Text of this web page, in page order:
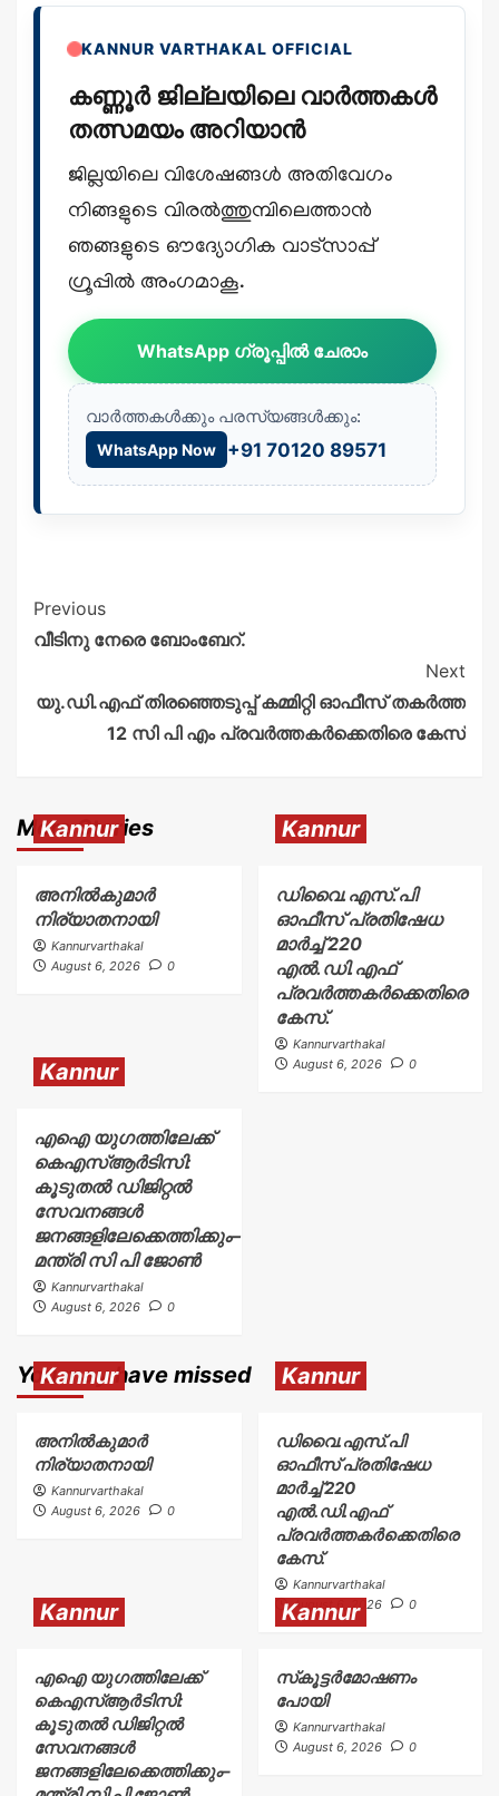
KANNUR VARTHAKAL OFFICIAL
കണ്ണൂർ ജില്ലയിലെ വാർത്തകൾ
തത്സമയം അറിയാൻ
ജില്ലയിലെ വിശേഷങ്ങൾ അതിവേഗം
നിങ്ങളുടെ വിരൽത്തുമ്പിലെത്താൻ
ഞങ്ങളുടെ ഔദ്യോഗിക വാട്സാപ്പ്
ഗ്രൂപ്പിൽ അംഗമാകൂ.
WhatsApp ഗ്രൂപ്പിൽ ചേരാം
വാർത്തകൾക്കും പരസ്യങ്ങൾക്കും:
WhatsApp Now +91 70120 89571
Previous
വീടിനു നേരെ ബോംബേറ്.
Next
യു.ഡി.എഫ് തിരഞ്ഞെടുപ്പ് കമ്മിറ്റി ഓഫീസ് തകർത്ത
12 സി പി എം പ്രവർത്തകർക്കെതിരെ കേസ്
More Stories
Kannur
അനിൽകുമാർ
നിര്യാതനായി
Kannurvarthakal
August 6, 2026
0
Kannur
ഡിവൈ.എസ്.പി
ഓഫീസ് പ്രതിഷേധ
മാർച്ച് 220
എൽ.ഡി.എഫ്
പ്രവർത്തകർക്കെതിരെ
കേസ്.
Kannurvarthakal
August 6, 2026
0
Kannur
എഐ യുഗത്തിലേക്ക്
കെഎസ്ആർടിസി:
കൂടുതൽ ഡിജിറ്റൽ
സേവനങ്ങൾ
ജനങ്ങളിലേക്കെത്തിക്കും–
മന്ത്രി സി പി ജോൺ
Kannurvarthakal
August 6, 2026
0
You may have missed
Kannur
അനിൽകുമാർ
നിര്യാതനായി
Kannurvarthakal
August 6, 2026
0
Kannur
ഡിവൈ.എസ്.പി
ഓഫീസ് പ്രതിഷേധ
മാർച്ച് 220
എൽ.ഡി.എഫ്
പ്രവർത്തകർക്കെതിരെ
കേസ്.
Kannurvarthakal
August 6, 2026
0
Kannur
എഐ യുഗത്തിലേക്ക്
കെഎസ്ആർടിസി:
കൂടുതൽ ഡിജിറ്റൽ
സേവനങ്ങൾ
ജനങ്ങളിലേക്കെത്തിക്കും–
Kannur
സ്‌കൂട്ടർമോഷണം
പോയി
Kannurvarthakal
August 6, 2026
0